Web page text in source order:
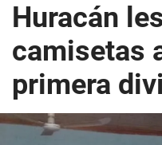
Huracán
camisetas
primera